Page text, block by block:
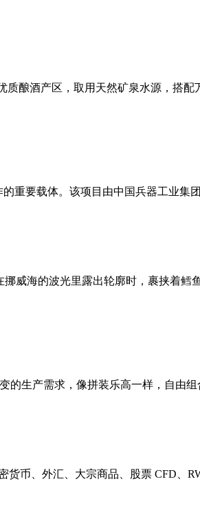
酿酒产区，取用天然矿泉水源，搭配
重要载体。该项目由中国兵器工业集
威海的波光里露出轮廓时，裹挟着鳕
的生产需求，像拼装乐高一样，自由
币、外汇、大宗商品、股票 CFD、